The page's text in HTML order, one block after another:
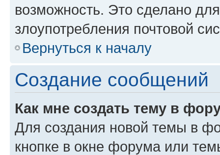
возможность. Это сделано
злоупотребления почтовой
Вернуться к началу
Создание сообщений
Как мне создать тему в
Для создания новой темы в
кнопке в окне форума или